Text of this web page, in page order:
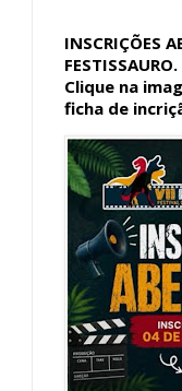
INSCRIÇÕES
Clique na
ficha de